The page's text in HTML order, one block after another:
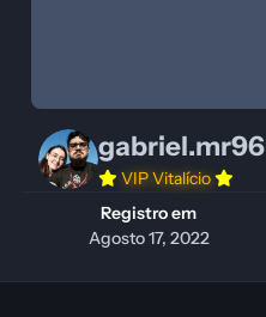
gabriel.mr96
VIP Vitalício
Registro em
Agosto 17, 2022